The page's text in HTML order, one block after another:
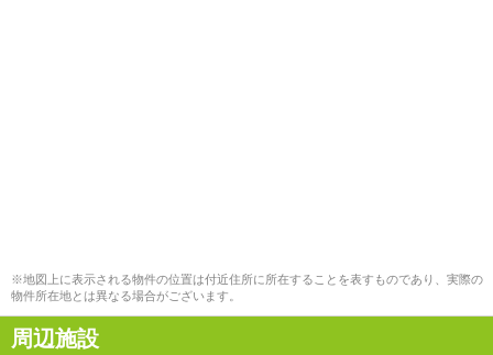
※地図上に表示される物件の位置は付近住所に所在することを表すものであり、実際の
物件所在地とは異なる場合がございます。
周辺施設